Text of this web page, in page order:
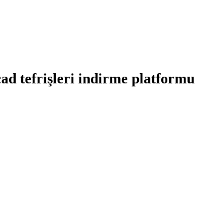
tefrişleri indirme platformu